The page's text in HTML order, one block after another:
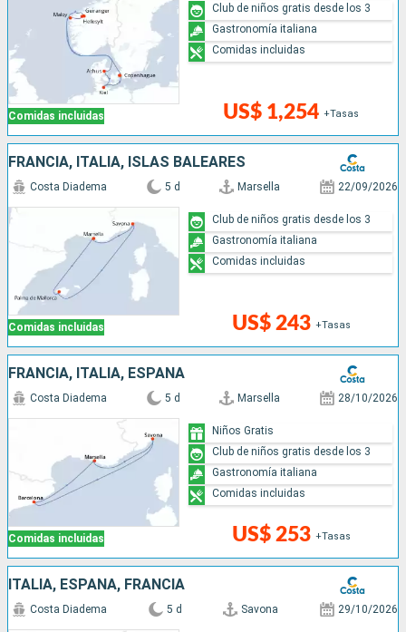
Comidas incluidas US$ 1,254 +Tasas
Club de niños gratis desde los 3
Gastronomía italiana
Comidas incluidas
FRANCIA, ITALIA, ISLAS BALEARES
Comidas incluidas
Costa Diadema 5 d Marsella 22/09/2026
US$ 243 +Tasas
Club de niños gratis desde los 3
Gastronomía italiana
Comidas incluidas
FRANCIA, ITALIA, ESPAÑA
Comidas incluidas
Costa Diadema 5 d Marsella 28/10/2026
US$ 253 +Tasas
Niños Gratis
Club de niños gratis desde los 3
Gastronomía italiana
Comidas incluidas
ITALIA, ESPAÑA, FRANCIA
Costa Diadema 5 d Savona 29/10/2026